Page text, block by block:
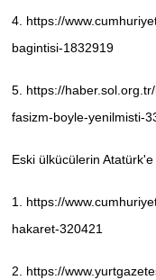
4. https://
bagintisi-1832919
5. https://
fasizm-boyle-yenilmisti-
Eski ülkücülerin
1. https://
hakaret-320421
2. https://